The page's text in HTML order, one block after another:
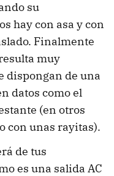
su
hay con asa y con
Finalmente
muy
dispongan de una
datos como el
(en otros
con unas rayitas).
de tus
es una salida AC